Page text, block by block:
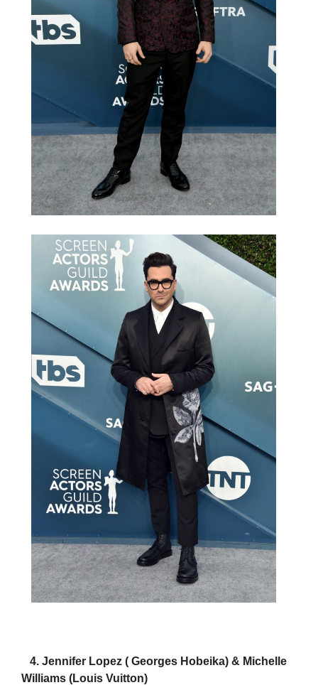
4. Jennifer Lopez ( Georges Hobeika) & Michelle
Williams (Louis Vuitton)